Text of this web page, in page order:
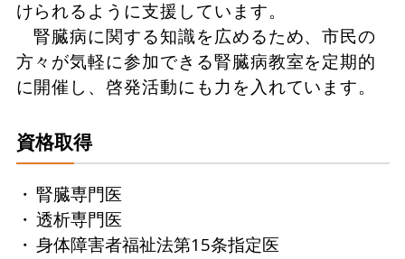
けられるように支援しています。
腎臓病に関する知識を広めるため、市民の
方々が気軽に参加できる腎臓病教室を定期的
に開催し、啓発活動にも力を入れています。
資格取得
腎臓専門医
透析専門医
身体障害者福祉法第15条指定医